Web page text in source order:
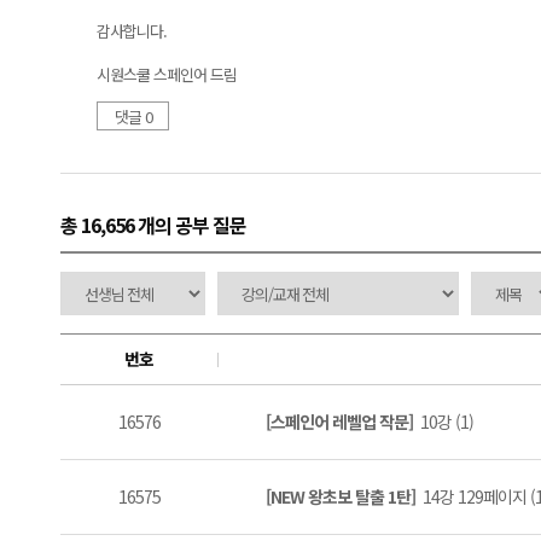
감사합니다.
시원스쿨 스페인어 드림
댓글 0
총 16,656 개의 공부 질문
번호
16576 [스페인어 레벨업 작문] 10강 (1)
16575 [NEW 왕초보 탈출 1탄] 14강 129페이지